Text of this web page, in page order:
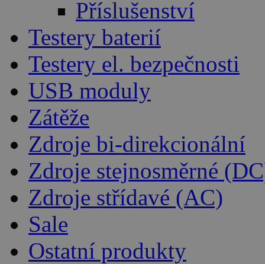
Příslušenství
Testery baterií
Testery el. bezpečnosti
USB moduly
Zátěže
Zdroje bi-direkcionální
Zdroje stejnosměrné
Zdroje střídavé (AC)
Sale
Ostatní produkty